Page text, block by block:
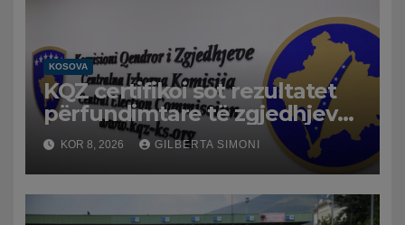
KOSOVA
KQZ certifikoi sot rezultatet
përfundimtare të zgjedhjeve
të 7 qershorit/ Hapet rruga
për formimin e institucioneve
KOR 8, 2026 GILBERTA SIMONI